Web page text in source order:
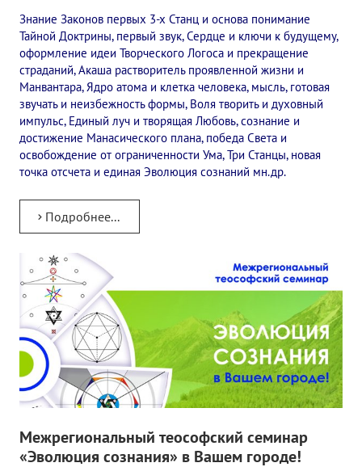
Стать партнером
КОНТАКТЫ
Знание Законов первых 3-х Станц и основа понимание
Тайной Доктрины, первый звук, Сердце и ключи к будущему,
оформление идеи Творческого Логоса и прекращение
страданий, Акаша растворитель проявленной жизни и
Манвантара, Ядро атома и клетка человека, мысль, готовая
звучать и неизбежность формы, Воля творить и духовный
импульс, Единый луч и творящая Любовь, сознание и
достижение Манасического плана, победа Света и
освобождение от ограниченности Ума, Три Станцы, новая
точка отсчета и единая Эволюция сознаний мн.др.
Подробнее...
Межрегиональный теософский семинар
«Эволюция сознания» в Вашем городе!